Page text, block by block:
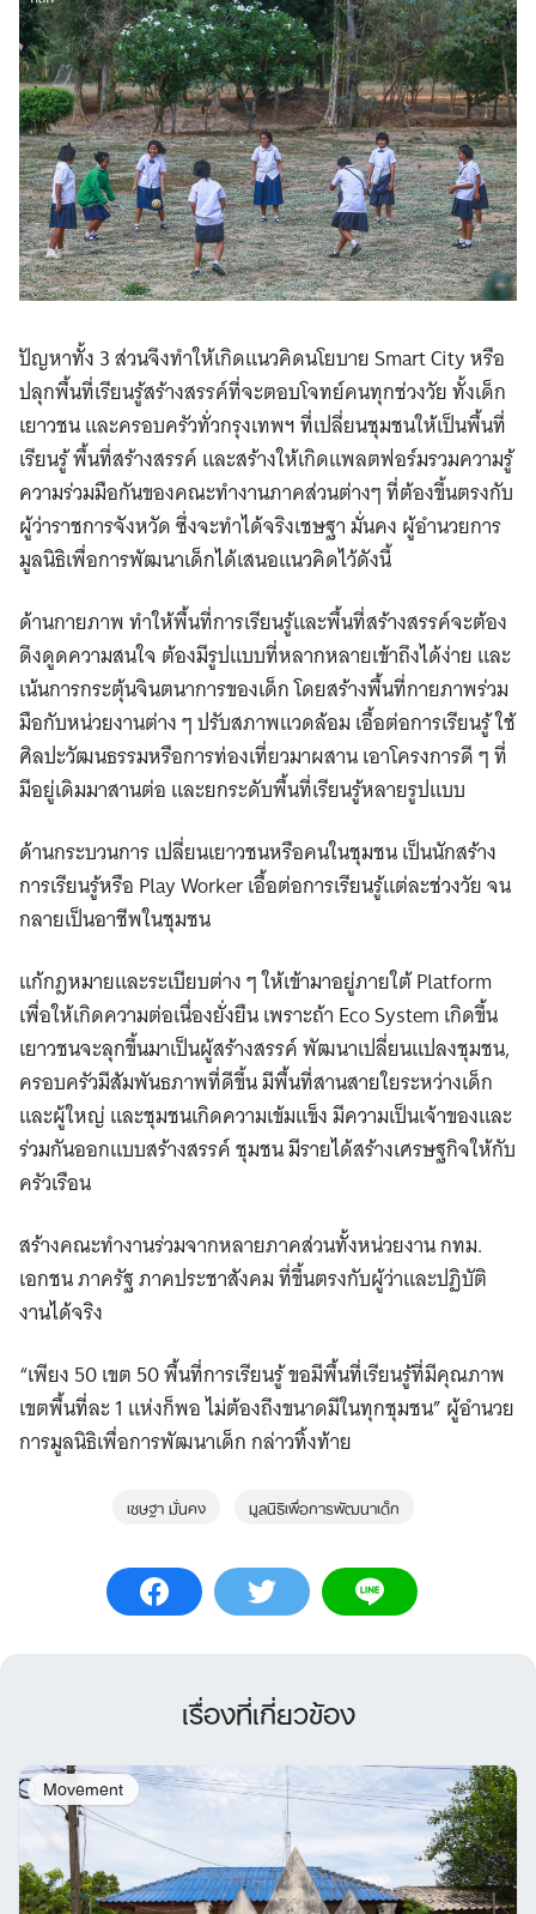
ปัญหาทั้ง 3 ส่วนจึงทำให้เกิดแนวคิดนโยบาย Smart City หรือ
ปลุกพื้นที่เรียนรู้สร้างสรรค์ที่จะตอบโจทย์คนทุกช่วงวัย ทั้งเด็ก
เยาวชน และครอบครัวทั่วกรุงเทพฯ ที่เปลี่ยนชุมชนให้เป็นพื้นที่
เรียนรู้ พื้นที่สร้างสรรค์ และสร้างให้เกิดแพลตฟอร์มรวมความรู้
ความร่วมมือกันของคณะทำงานภาคส่วนต่างๆ ที่ต้องขึ้นตรงกับ
ผู้ว่าราชการจังหวัด ซึ่งจะทำได้จริงเชษฐา มั่นคง ผู้อำนวยการ
มูลนิธิเพื่อการพัฒนาเด็กได้เสนอแนวคิดไว้ดังนี้
ด้านกายภาพ ทำให้พื้นที่การเรียนรู้และพื้นที่สร้างสรรค์จะต้อง
ดึงดูดความสนใจ ต้องมีรูปแบบที่หลากหลายเข้าถึงได้ง่าย และ
เน้นการกระตุ้นจินตนาการของเด็ก โดยสร้างพื้นที่กายภาพร่วม
มือกับหน่วยงานต่าง ๆ ปรับสภาพแวดล้อม เอื้อต่อการเรียนรู้ ใช้
ศิลปะวัฒนธรรมหรือการท่องเที่ยวมาผสาน เอาโครงการดี ๆ ที่
มีอยู่เดิมมาสานต่อ และยกระดับพื้นที่เรียนรู้หลายรูปแบบ
ด้านกระบวนการ เปลี่ยนเยาวชนหรือคนในชุมชน เป็นนักสร้าง
การเรียนรู้หรือ Play Worker เอื้อต่อการเรียนรู้แต่ละช่วงวัย จน
กลายเป็นอาชีพในชุมชน
แก้กฎหมายและระเบียบต่าง ๆ ให้เข้ามาอยู่ภายใต้ Platform
เพื่อให้เกิดความต่อเนื่องยั่งยืน เพราะถ้า Eco System เกิดขึ้น
เยาวชนจะลุกขึ้นมาเป็นผู้สร้างสรรค์ พัฒนาเปลี่ยนแปลงชุมชน,
ครอบครัวมีสัมพันธภาพที่ดีขึ้น มีพื้นที่สานสายใยระหว่างเด็ก
และผู้ใหญ่ และชุมชนเกิดความเข้มแข็ง มีความเป็นเจ้าของและ
ร่วมกันออกแบบสร้างสรรค์ ชุมชน มีรายได้สร้างเศรษฐกิจให้กับ
ครัวเรือน
สร้างคณะทำงานร่วมจากหลายภาคส่วนทั้งหน่วยงาน กทม.
เอกชน ภาครัฐ ภาคประชาสังคม ที่ขึ้นตรงกับผู้ว่าและปฏิบัติ
งานได้จริง
“เพียง 50 เขต 50 พื้นที่การเรียนรู้ ขอมีพื้นที่เรียนรู้ที่มีคุณภาพ
เขตพื้นที่ละ 1 แห่งก็พอ ไม่ต้องถึงขนาดมีในทุกชุมชน” ผู้อำนวย
การมูลนิธิเพื่อการพัฒนาเด็ก กล่าวทิ้งท้าย
เชษฐา มั่นคง มูลนิธิเพื่อการพัฒนาเด็ก
เรื่องที่เกี่ยวข้อง
Movement